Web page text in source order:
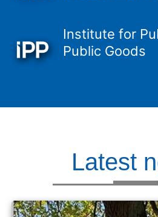
Institute for
Public Goods
Latest